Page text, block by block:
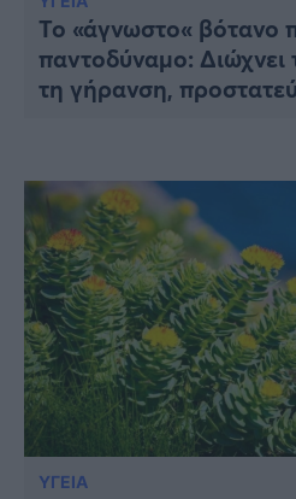
Υγεία
Γυναίκα
Καιρός
Το «άγνωστο« βότανο
παντοδύναμο:
τη γήρανση,
ΥΓΕΙΑ